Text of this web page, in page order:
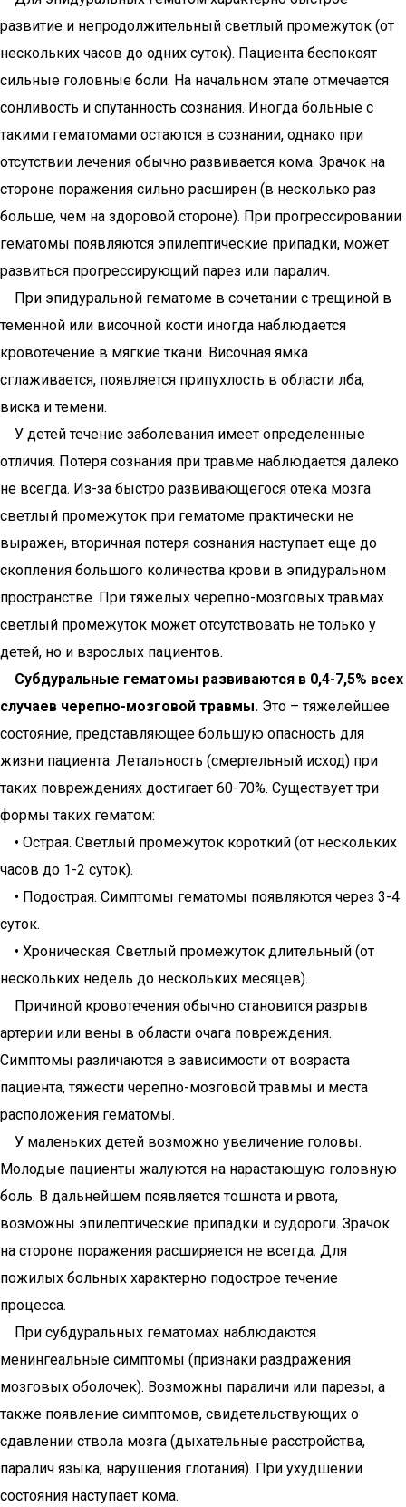
развитие и непродолжительный светлый промежуток (от
нескольких часов до одних суток). Пациента беспокоят
сильные головные боли. На начальном этапе отмечается
сонливость и спутанность сознания. Иногда больные с
такими гематомами остаются в сознании, однако при
отсутствии лечения обычно развивается кома. Зрачок на
стороне поражения сильно расширен (в несколько раз
больше, чем на здоровой стороне). При прогрессировании
гематомы появляются эпилептические припадки, может
развиться прогрессирующий парез или паралич.
При эпидуральной гематоме в сочетании с трещиной в
теменной или височной кости иногда наблюдается
кровотечение в мягкие ткани. Височная ямка
сглаживается, появляется припухлость в области лба,
виска и темени.
У детей течение заболевания имеет определенные
отличия. Потеря сознания при травме наблюдается далеко
не всегда. Из-за быстро развивающегося отека мозга
светлый промежуток при гематоме практически не
выражен, вторичная потеря сознания наступает еще до
скопления большого количества крови в эпидуральном
пространстве. При тяжелых черепно-мозговых травмах
светлый промежуток может отсутствовать не только у
детей, но и взрослых пациентов.
Субдуральные гематомы развиваются в 0,4-7,5% всех
случаев черепно-мозговой травмы. Это – тяжелейшее
состояние, представляющее большую опасность для
жизни пациента. Летальность (смертельный исход) при
таких повреждениях достигает 60-70%. Существует три
формы таких гематом:
• Острая. Светлый промежуток короткий (от нескольких
часов до 1-2 суток).
• Подострая. Симптомы гематомы появляются через 3-4
суток.
• Хроническая. Светлый промежуток длительный (от
нескольких недель до нескольких месяцев).
Причиной кровотечения обычно становится разрыв
артерии или вены в области очага повреждения.
Симптомы различаются в зависимости от возраста
пациента, тяжести черепно-мозговой травмы и места
расположения гематомы.
У маленьких детей возможно увеличение головы.
Молодые пациенты жалуются на нарастающую головную
боль. В дальнейшем появляется тошнота и рвота,
возможны эпилептические припадки и судороги. Зрачок
на стороне поражения расширяется не всегда. Для
пожилых больных характерно подострое течение
процесса.
При субдуральных гематомах наблюдаются
менингеальные симптомы (признаки раздражения
мозговых оболочек). Возможны параличи или парезы, а
также появление симптомов, свидетельствующих о
сдавлении ствола мозга (дыхательные расстройства,
паралич языка, нарушения глотания). При ухудшении
состояния наступает кома.